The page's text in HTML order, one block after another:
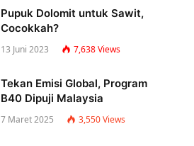
Pupuk Dolomit untuk Sawit,
Cocokkah?
13 Juni 2023 7,638Views
Tekan Emisi Global, Program
B40 Dipuji Malaysia
7 Maret 2025 3,550Views